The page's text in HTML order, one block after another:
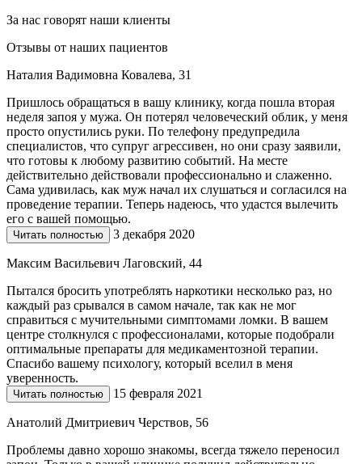
За нас говорят наши клиенты
Отзывы от наших пациентов
Наталия Вадимовна Ковалева, 31
Пришлось обращаться в вашу клинику, когда пошла вторая
неделя запоя у мужа. Он потерял человеческий облик, у меня
просто опустились руки. По телефону предупредила
специалистов, что супруг агрессивен, но они сразу заявили,
что готовы к любому развитию событий. На месте
действительно действовали профессионально и слаженно.
Сама удивилась, как муж начал их слушаться и согласился на
проведение терапии. Теперь надеюсь, что удастся вылечить
его с вашей помощью.
Читать полностью 3 декабря 2020
Максим Васильевич Лаговский, 44
Пытался бросить употреблять наркотики несколько раз, но
каждый раз срывался в самом начале, так как не мог
справиться с мучительными симптомами ломки. В вашем
центре столкнулся с профессионалами, которые подобрали
оптимальные препараты для медикаментозной терапии.
Спасибо вашему психологу, который вселил в меня
уверенность.
Читать полностью 15 февраля 2021
Анатолий Дмитриевич Черствов, 56
Проблемы давно хорошо знакомы, всегда тяжело переносил